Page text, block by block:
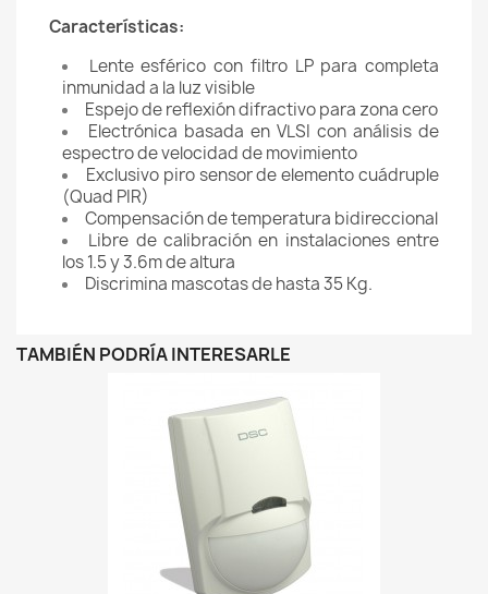
Características:
Lente esférico con filtro LP para completa
inmunidad a la luz visible
Espejo de reflexión difractivo para zona cero
Electrónica basada en VLSI con análisis de
espectro de velocidad de movimiento
Exclusivo piro sensor de elemento cuádruple
(Quad PIR)
Compensación de temperatura bidireccional
Libre de calibración en instalaciones entre
los 1.5 y 3.6m de altura
Discrimina mascotas de hasta 35 Kg.
TAMBIÉN PODRÍA INTERESARLE